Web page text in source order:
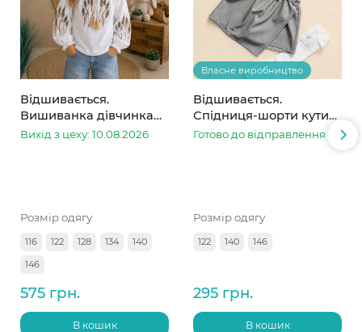
Відшивається.
Вишиванка дівчинка
колоски
Вихід з цеху: 10.08.2026
Розмір одягу
116 122 128 134
140
146
575 грн.
В кошик
Власне виробництво
Відшивається.
Спідниця-шорти кутик
сіра в смужку
Готово до відправлення
Розмір одягу
122 140 146
295 грн.
В кошик